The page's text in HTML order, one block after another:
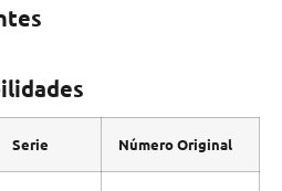
Serie Número Original